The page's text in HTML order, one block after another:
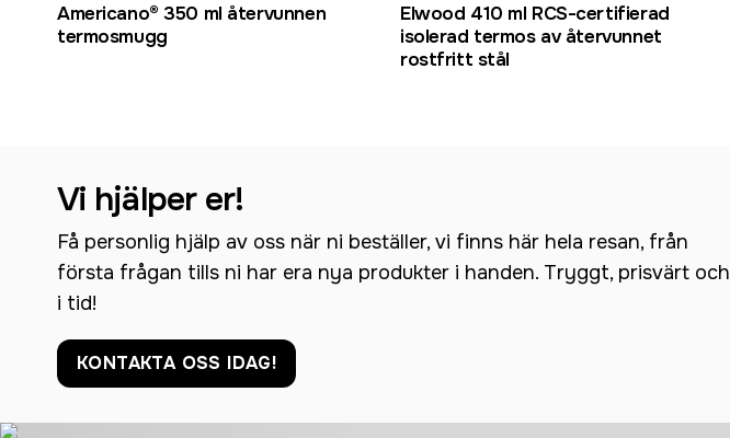
Americano® 350 ml återvunnen
termosmugg
Elwood 410 ml RCS-certifierad
isolerad termos av återvunnet
rostfritt stål
Vi hjälper er!
Få personlig hjälp av oss när ni beställer, vi finns här hela resan, från
första frågan tills ni har era nya produkter i handen. Tryggt, prisvärt och
i tid!
KONTAKTA OSS IDAG!